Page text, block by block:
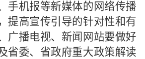
手机报等新媒体的网络传播
提高宣传引导的针对性和有
广播电视、新闻网站要做好
省委、省政府重大政策解读